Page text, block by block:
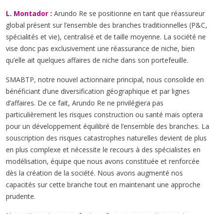
L. Montador : Arundo Re se positionne en tant que réassureur
global présent sur l’ensemble des branches traditionnelles (P&C,
spécialités et vie), centralisé et de taille moyenne. La société ne
vise donc pas exclusivement une réassurance de niche, bien
qu’elle ait quelques affaires de niche dans son portefeuille.
SMABTP, notre nouvel actionnaire principal, nous consolide en
bénéficiant d’une diversification géographique et par lignes
d’affaires. De ce fait, Arundo Re ne privilégiera pas
particulièrement les risques construction ou santé mais optera
pour un développement équilibré de l’ensemble des branches. La
souscription des risques catastrophes naturelles devient de plus
en plus complexe et nécessite le recours à des spécialistes en
modélisation, équipe que nous avons constituée et renforcée
dès la création de la société. Nous avons augmenté nos
capacités sur cette branche tout en maintenant une approche
prudente.